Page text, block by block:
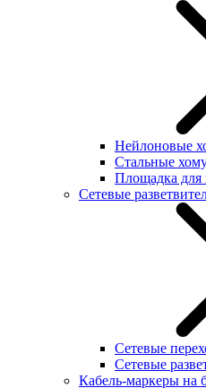
Нейлоновые
Стальные
Площадка для
Сетевые
Сетевые
Сетевые
Кабель-маркеры на